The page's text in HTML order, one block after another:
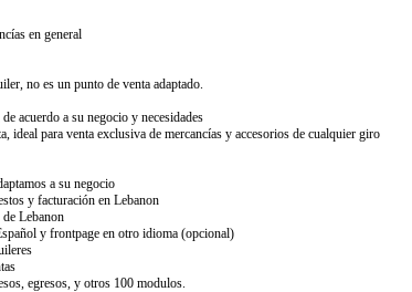
en general
no es un punto de venta adaptado.
acuerdo a su negocio y necesidades
ideal para venta exclusiva de mercancías y accesorios de cualquier giro
a su negocio
y facturación en Lebanon
Lebanon
y frontpage en otro idioma (opcional)
egresos, y otros 100 modulos.